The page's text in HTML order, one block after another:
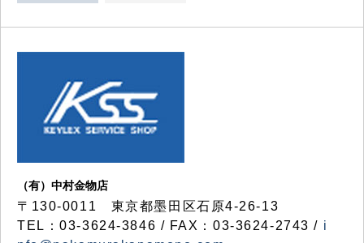
（有）中村金物店
〒130-0011 東京都墨田区石原4-26-13
TEL：03-3624-3846 / FAX：03-3624-2743 / i